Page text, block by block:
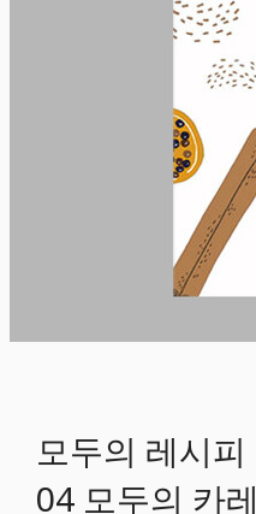
모두의 레시피
04 모두의 카레